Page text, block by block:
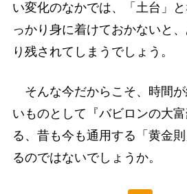
い変化のなかでは、「土台」
っかり身に着けておかないと
り残されてしまうでしょう。
そんな今だからこそ、時間
いものとして『バビロンの大
る、昔も今も通用する「黄金
るのではないでしょうか。